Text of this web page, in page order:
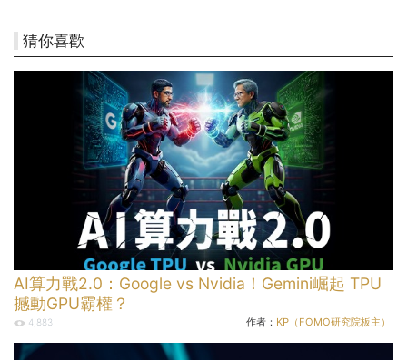
猜你喜歡
AI算力戰2.0：Google vs Nvidia！Gemini崛起 TPU
撼動GPU霸權？
4,883 作者： KP（FOMO研究院板主）